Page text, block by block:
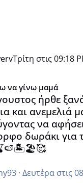
Τρίτη στις 09:18
ξανά γεμάτος
να γίνω μαμά
ήρθε
και ανεμελιά
να
δωράκι για
· Δευτέρα στις